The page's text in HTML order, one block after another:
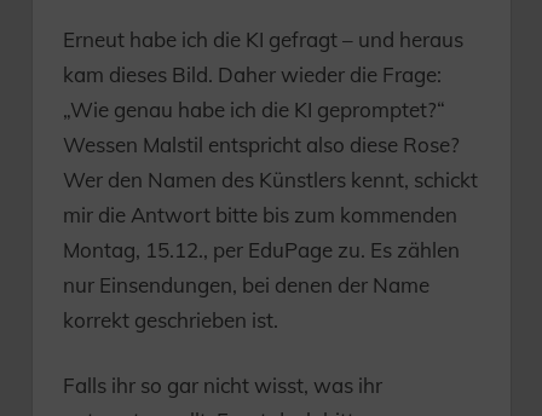
Erneut habe ich die KI gefragt – und heraus
kam dieses Bild. Daher wieder die Frage:
„Wie genau habe ich die KI gepromptet?“
Wessen Malstil entspricht also diese Rose?
Wer den Namen des Künstlers kennt, schickt
mir die Antwort bitte bis zum kommenden
Montag, 15.12., per EduPage zu. Es zählen
nur Einsendungen, bei denen der Name
korrekt geschrieben ist.
Falls ihr so gar nicht wisst, was ihr